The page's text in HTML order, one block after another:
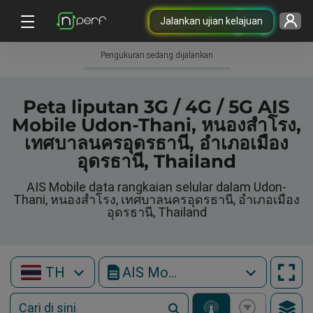
Jalankan ujian kelajuan
Pengukuran sedang dijalankan
Peta liputan 3G / 4G / 5G AIS
Mobile Udon-Thani, หนองสำโรง,
เทศบาลนครอุดรธานี, อำเภอเมือง
อุดรธานี, Thailand
AIS Mobile data rangkaian selular dalam Udon-
Thani, หนองสำโรง, เทศบาลนครอุดรธานี, อำเภอเมือง
อุดรธานี, Thailand
TH AIS Mobile